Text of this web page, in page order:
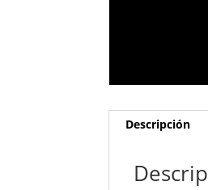
Descripción